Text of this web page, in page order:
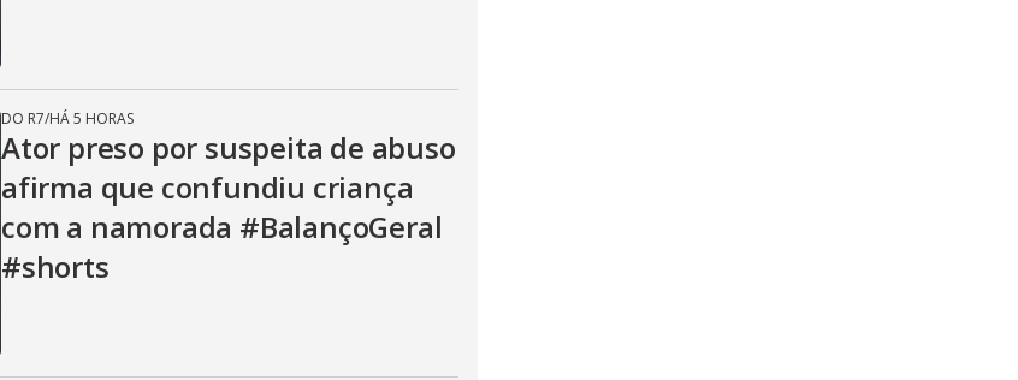
DO R7/HÁ 5 HORAS
Ator preso por suspeita de abuso
afirma que confundiu criança
com a namorada #BalançoGeral
#shorts